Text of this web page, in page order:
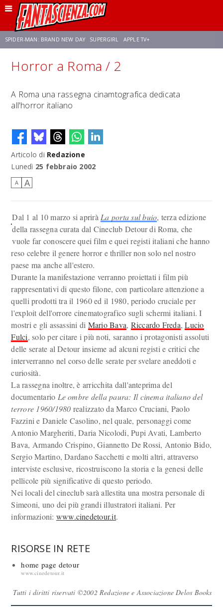
SPIDER-MAN: BRAND NEW DAY SUPERGIRL APPLE TV+
FRANCO RICCIARDIELLO ZENDAYA AVENGERS: DOOMSDAY
NETFLIX SADIE SINK STAR TREK: STRANGE NEW WORLDS
Horror a Roma / 2
A Roma una rassegna cinamtografica dedicata
all'horror italiano
Articolo di Redazione
Lunedì 25 febbraio 2002
A A
Dal 1 al 10 marzo si aprirà La porta sul buio, terza edizione
della rassegna curata dal Cineclub Detour di Roma, che
vuole far conoscere quei film e quei registi italiani che hanno
reso celebre il genere horror e thriller non solo nel nostro
paese ma anche all'estero.
Durante la manifestazione verranno proiettati i film più
rappresentativi di questo filone, con particolare attenzione a
quelli prodotti tra il 1960 ed il 1980, periodo cruciale per
l'exploit dell'orrore cinematografico sugli schermi italiani. I
mostri e gli assassini di Mario Bava, Riccardo Freda,Lucio
Fulci, solo per citare i più noti, saranno i protagonisti assoluti
delle serate al Detour insieme ad alcuni registi e critici che
interverranno nel corso delle serate per svelare aneddoti e
curiosità.
La rassegna inoltre, è arricchita dall'anteprima del
documentario Le ombre della paura: Il cinema italiano del
terrore 1960/1980 realizzato da Marco Cruciani, Paolo
Fazzini e Daniele Casolino, nel quale, personaggi come
Antonio Margheriti, Daria Nicolodi, Pupi Avati, Lamberto
Bava, Armando Crispino, Giannetto De Rossi, Antonio Bido,
Sergio Martino, Dardano Sacchetti e molti altri, attraverso
interviste esclusive, ricostruiscono la storia e la genesi delle
pellicole più significative di questo periodo.
Nei locali del cineclub sarà allestita una mostra personale di
Simeoni, uno dei più grandi illustratori italiani. Per
informazioni: www.cinedetour.it.
RISORSE IN RETE
home page detour
www.cinedetour.it
Tutti i diritti riservati ©2002 Redazione e Associazione Delos Books